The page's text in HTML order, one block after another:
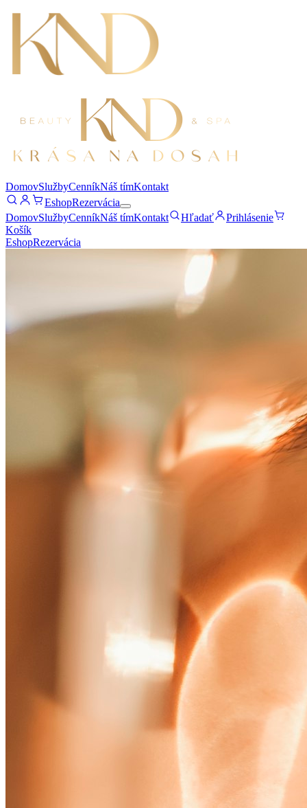
DomovSlužbyCenníkNáš tímKontakt
EshopRezervácia
DomovSlužbyCenníkNáš tímKontakt Hľadať
Prihlásenie
Košík
EshopRezervácia